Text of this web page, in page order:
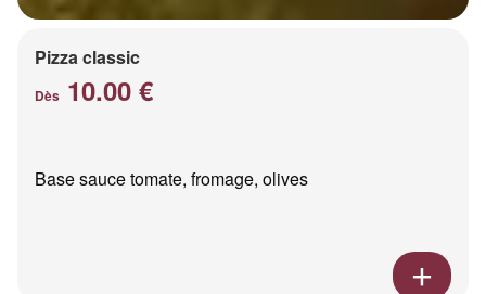
Pizza classic
Dès 10.00 €
Base sauce tomate, fromage, olives